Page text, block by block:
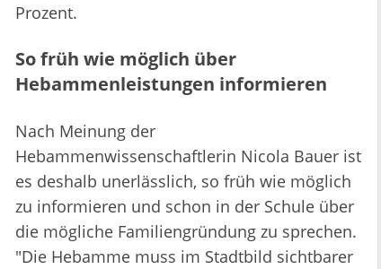
Prozent.
So früh wie möglich über
Hebammenleistungen informieren
Nach Meinung der
Hebammenwissenschaftlerin Nicola Bauer ist
es deshalb unerlässlich, so früh wie möglich
zu informieren und schon in der Schule über
die mögliche Familiengründung zu sprechen.
"Die Hebamme muss im Stadtbild sichtbarer